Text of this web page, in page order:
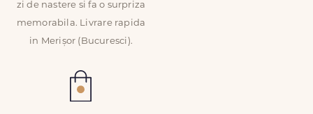
zi de nastere si fa o surpriza
memorabila. Livrare rapida
in Merișor (Bucuresci).